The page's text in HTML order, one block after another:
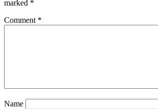
marked *
Comment *
Name